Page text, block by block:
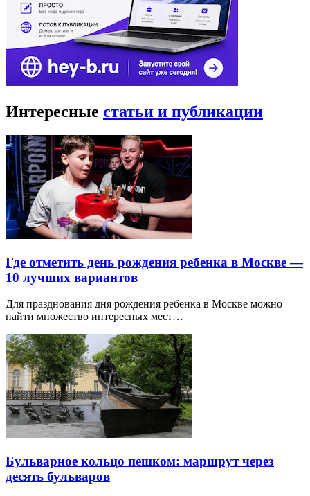
Интересные статьи и публикации
Где отметить день рождения ребенка в Москве —
10 лучших вариантов
Для празднования дня рождения ребенка в Москве можно
найти множество интересных мест…
Бульварное кольцо пешком: маршрут через
десять бульваров